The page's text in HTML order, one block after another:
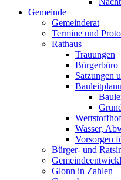
Gemeinde
Gemeinderat
Termine und
Rathaus
Trauungen
Bürgerbüro
Satzungen
Wasser,
Vorsorgen
Bürger- und
Glonn in Zahlen